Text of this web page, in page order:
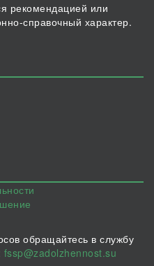
рекомендацией или
справочный характер.
обращайтесь в службу
fssp@zadolzhennost.su